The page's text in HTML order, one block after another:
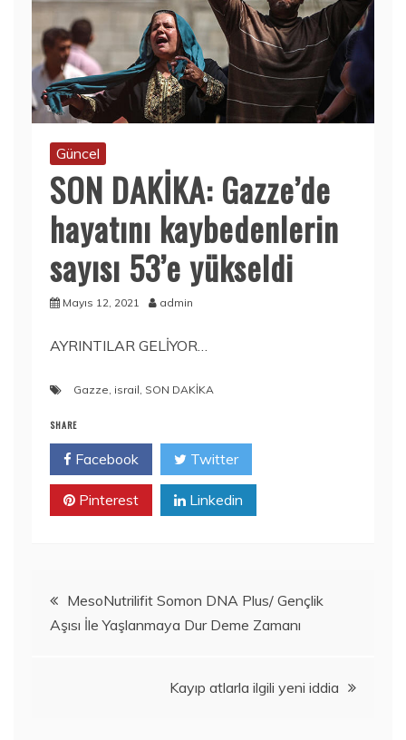
Güncel
SON DAKİKA: Gazze’de
hayatını kaybedenlerin
sayısı 53’e yükseldi
Mayıs 12, 2021 admin
AYRINTILAR GELİYOR…
Gazze, israil, SON DAKİKA
SHARE
Facebook Twitter
Pinterest Linkedin
Yazı
gezinmesi
MesoNutrilifit Somon DNA Plus/ Gençlik
Aşısı İle Yaşlanmaya Dur Deme Zamanı
Kayıp atlarla ilgili yeni iddia